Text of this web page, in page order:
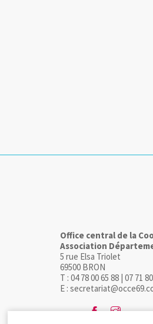
Office central de la
Association
5 rue Elsa Triolet
69500 BRON
T : 04 78 00 65 88 | 07 71
E :